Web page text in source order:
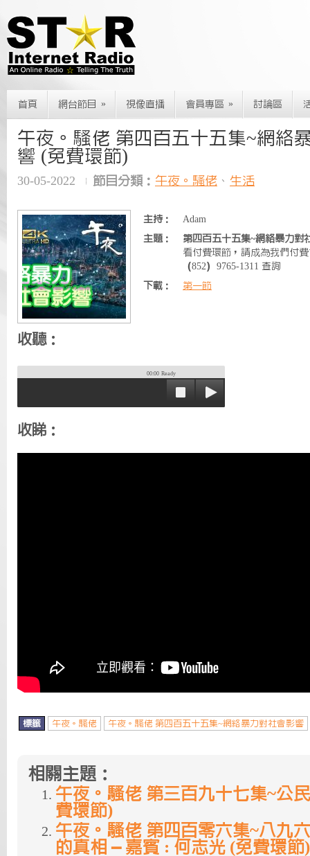
首頁 網台節目 » 視像直播 會員專區 » 討論區
午夜。騷佬 第四百五十五集~網絡
響 (免費環節)
30-05-2022 節目分類： 午夜。騷佬 、 生活
主持：
Adam
主題：
第四百五十五集~網絡暴力對
看付費環節，請成為我們付
（852）9765-1311 查詢
下載：
第一節
收聽：
00:00 Ready
收睇：
標籤 午夜。騷佬 午夜。騷佬 第四百五十五集~網絡暴力對社會影響
相關主題：
午夜。騷佬 第三百九十七集~公
費環節)
午夜。騷佬 第四百零六集~八九
的真相 – 嘉賓 : 何志光 (免費環節)